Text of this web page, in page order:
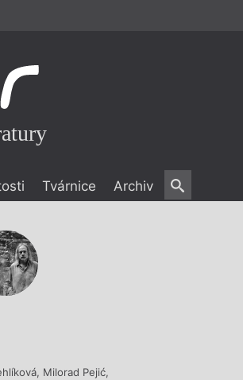
Tvárnice Archiv
, Milorad Pejić,